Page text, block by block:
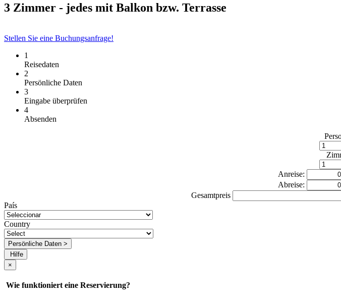
3 Zimmer - jedes mit Balkon bzw. Terrasse
Stellen Sie eine Buchungsanfrage!
1
Reisedaten
2
Persönliche Daten
3
Eingabe überprüfen
4
Absenden
Anreise:
Abreise:
Gesamtpreis
País
Country
Persönliche Daten >
Hilfe
×
Wie funktioniert eine Reservierung?